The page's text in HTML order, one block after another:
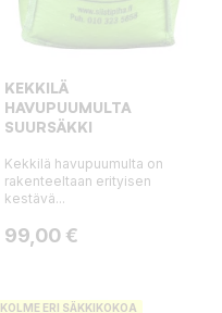
KEKKILÄ
HAVUPUUMULTA
SUURSÄKKI
Kekkilä havupuumulta on
rakenteeltaan erityisen
kestävä...
Hinta
99,00 €
KOLME ERI SÄKKIKOKOA